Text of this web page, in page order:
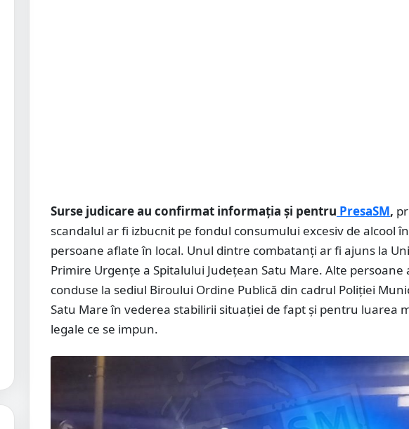
Surse judicare au confirmat informația și pentru PresaSM,
scandalul ar fi izbucnit pe fondul consumului excesiv de alcool
persoane aflate în local. Unul dintre combatanți ar fi ajuns la
Primire Urgențe a Spitalului Județean Satu Mare. Alte persoane
conduse la sediul Biroului Ordine Publică din cadrul Poliției
Satu Mare în vederea stabilirii situației de fapt și pentru luarea
legale ce se impun.